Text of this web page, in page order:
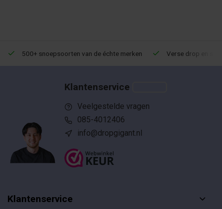
500+ snoepsoorten van de échte merken Verse drop en
Klantenservice
Veelgestelde vragen
085-4012406
info@dropgigant.nl
Klantenservice